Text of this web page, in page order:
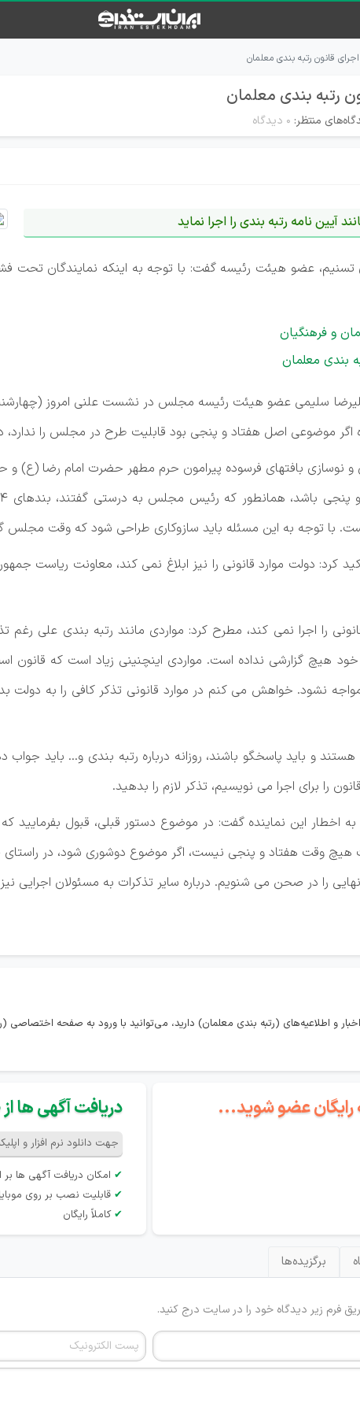
قانون رتبه بندی معلمان
رتبه بندی معلمان
منتظر: ۰ دیدگاه
آیین نامه رتبه بندی را اجرا نماید
تسنیم، عضو هیئت رئیسه گفت: با توجه به اینکه نمایندگان
و فرهنگیان
بندی معلمان
موضوعی اصل هفتاد و پنجی بود قابلیت طرح در مجلس را ندارد،
و نوسازی بافتهای فرسوده پیرامون حرم مطهر حضرت امام رضا
با توجه به این مسئله باید سازوکاری طراحی شود که وقت مجلس
کرد: دولت موارد قانونی را نیز ابلاغ نمی کند، معاونت ریاست
را اجرا نمی کند، مطرح کرد: مواردی مانند رتبه بندی علی
هیچ گزارشی نداده است. مواردی اینچنینی زیاد است که
نشود. خواهش می کنم در موارد قانونی تذکر کافی را به دولت
و باید پاسخگو باشند، روزانه درباره رتبه بندی و... باید
این نماینده گفت: در موضوع دستور قبلی، قبول بفرمایید
هیچ وقت هفتاد و پنجی نیست، اگر موضوع دوشوری شود، در
را در صحن می شنویم. درباره سایر تذکرات به مسئولان اجرایی
و اطلاعیه‌های (رتبه بندی معلمان) دارید، می‌توانید با ورود به صفحه اختصاصی
رایگان عضو شوید... دریافت آگهی ها
جهت دانلود نرم افزار و
✔ امکان دریافت آگهی ها
✔ قابلیت نصب بر روی
✔ کاملاً رایگان
برگزیده‌ها
فرم زیر دیدگاه خود را در سایت درج کنید.